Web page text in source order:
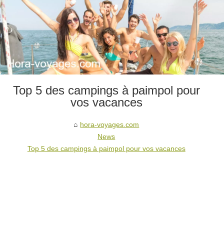
Top 5 des campings à paimpol pour
vos vacances
hora-voyages.com
News
Top 5 des campings à paimpol pour vos vacances